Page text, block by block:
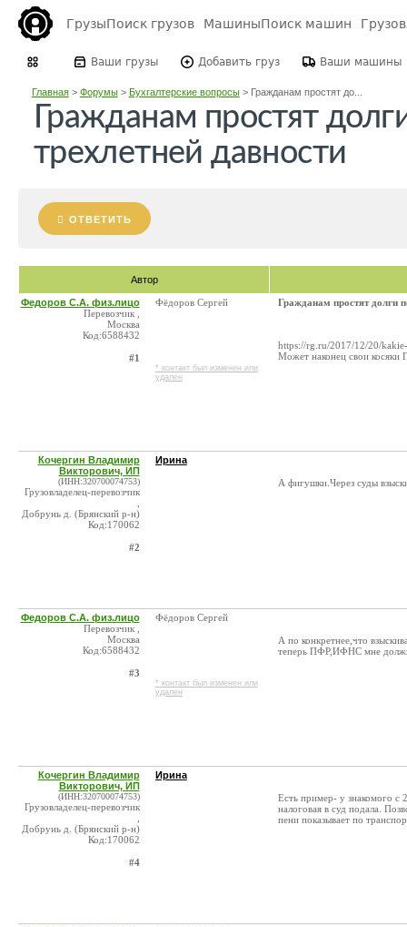
ГрузыПоиск грузов МашиныПоиск машин
Ваши грузы Добавить груз Ваши машины
Главная> Форумы> Бухгалтерские вопросы> Гражданам простят до...
Гражданам простят
трехлетней давности
ОТВЕТИТЬ
Автор
Федоров С.А. физ.лицо
Перевозчик ,
Москва
Код:6588432
#1
Фёдоров Сергей
* контакт был изменен или
удален
Гражданам простят долги
https://rg.ru/2017/12/20/
Может наконец свои
Кочергин Владимир
Викторович, ИП
(ИНН:320700074753)
Грузовладелец-перевозчик
Добрунь д. (Брянский р-н)
Код:170062
#2
Ирина
А фигушки.Через суды
Федоров С.А. физ.лицо
Перевозчик ,
Москва
Код:6588432
#3
Фёдоров Сергей
* контакт был изменен или
удален
А по конкретнее,что
теперь ПФР,ИФНС мне
Кочергин Владимир
Викторович, ИП
(ИНН:320700074753)
Грузовладелец-перевозчик
Добрунь д. (Брянский р-н)
Код:170062
#4
Ирина
Есть пример- у знакомого с
налоговая в суд подала.
пени показывает по